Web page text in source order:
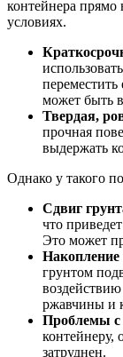
контейнера
условиях.
переместить
может быть
Твердая,
прочная
выдержать
Однако у такого
Сдвиг
что
Это может
Накопление
грунтом
ржавчины и
Проблемы с
контейнеру,
затруднен.